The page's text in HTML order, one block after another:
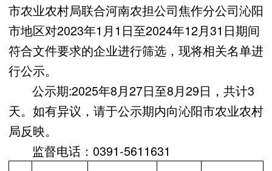
市农业农村局联合河南农担公司焦作分公司沁阳
市地区对2023年1月1日至2024年12月31日期间
符合文件要求的企业进行筛选，现将相关名单进
行公示。
公示期:2025年8月27日至8月29日，共计3
天。如有异议，请于公示期内向沁阳市农业农村
局反映。
监督电话：0391-5611631